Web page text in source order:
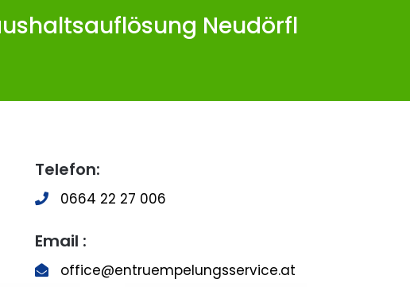
Neudörfl
Telefon:
0664 22 27 006
Email :
office@entruempelungsservice.at